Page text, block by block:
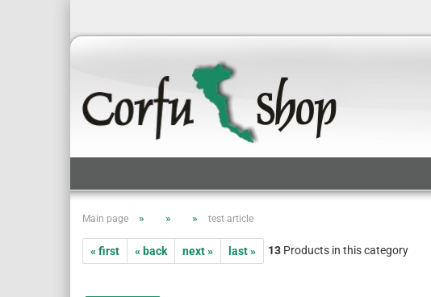
Main page » » » test article
« first « back next » last » 13 Products in this category